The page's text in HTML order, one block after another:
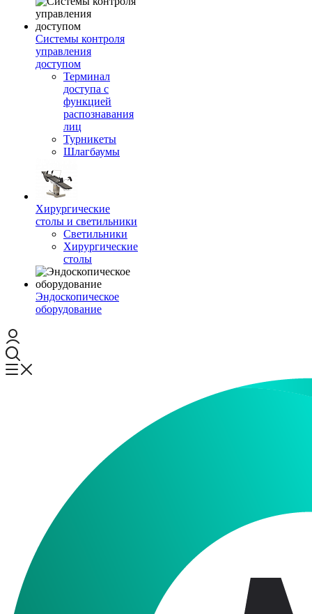
Системы контроля
управления
доступом
Терминал
доступа с
функцией
распознавания
лиц
Турникеты
Шлагбаумы
Хирургические
столы и светильники
Светильники
Хирургические
столы
Эндоскопическое
оборудование